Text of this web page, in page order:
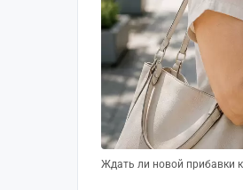
Ждать ли новой прибавки